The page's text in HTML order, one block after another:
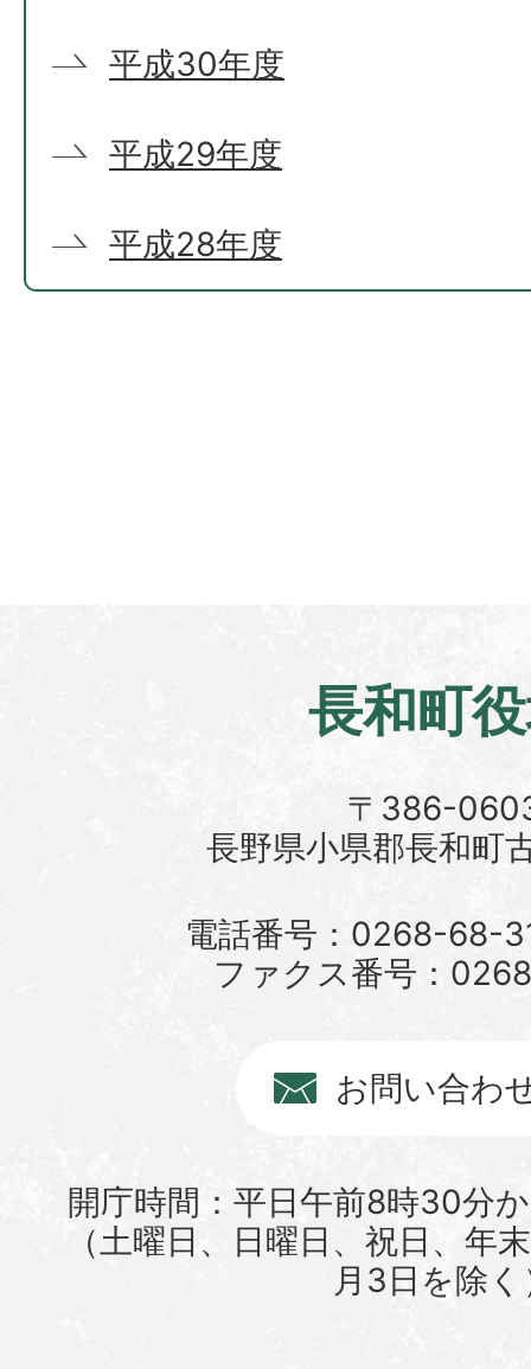
平成30年度
平成29年度
平成28年度
長和町
〒386-
長野県小県郡長和町
電話番号：0268-68-
ファクス番号：
お問い合わ
開庁時間：平日午前8時30分
（土曜日、日曜日、祝日、年
月3日を除く